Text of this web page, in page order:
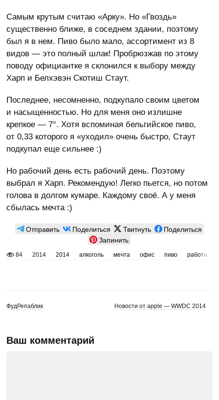
Самым крутым считаю «Арку». Но «Гвоздь»
существенно ближе, в соседнем здании, поэтому
был я в нем. Пиво было мало, ассортимент из 8
видов — это полный шлак! Пробрюзжав по этому
поводу официантке я склонился к выбору между
Харп и Белхэвэн Скотиш Стаут.
Последнее, несомненно, подкупало своим цветом
и насыщенностью. Но для меня оно излишне
крепкое — 7°. Хотя вспоминая бельгийское пиво,
от 0,33 которого я «уходил» очень быстро, Стаут
подкупал еще сильнее :)
Но рабочий день есть рабочий день. Поэтому
выбрал я Харп. Рекомендую! Легко пьется, но потом
голова в долгом кумаре. Каждому своё. А у меня
сбылась мечта :)
Отправить Поделиться Твитнуть
Поделиться
Запинить
84 2014 2014 алкоголь мечта офис пиво работа
ФудРепаблик Новости от apple — WWDC 2014
Ваш комментарий